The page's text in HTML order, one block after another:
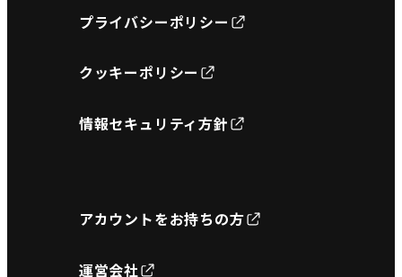
プライバシーポリシー
クッキーポリシー
情報セキュリティ方針
アカウントをお持ちの方
運営会社